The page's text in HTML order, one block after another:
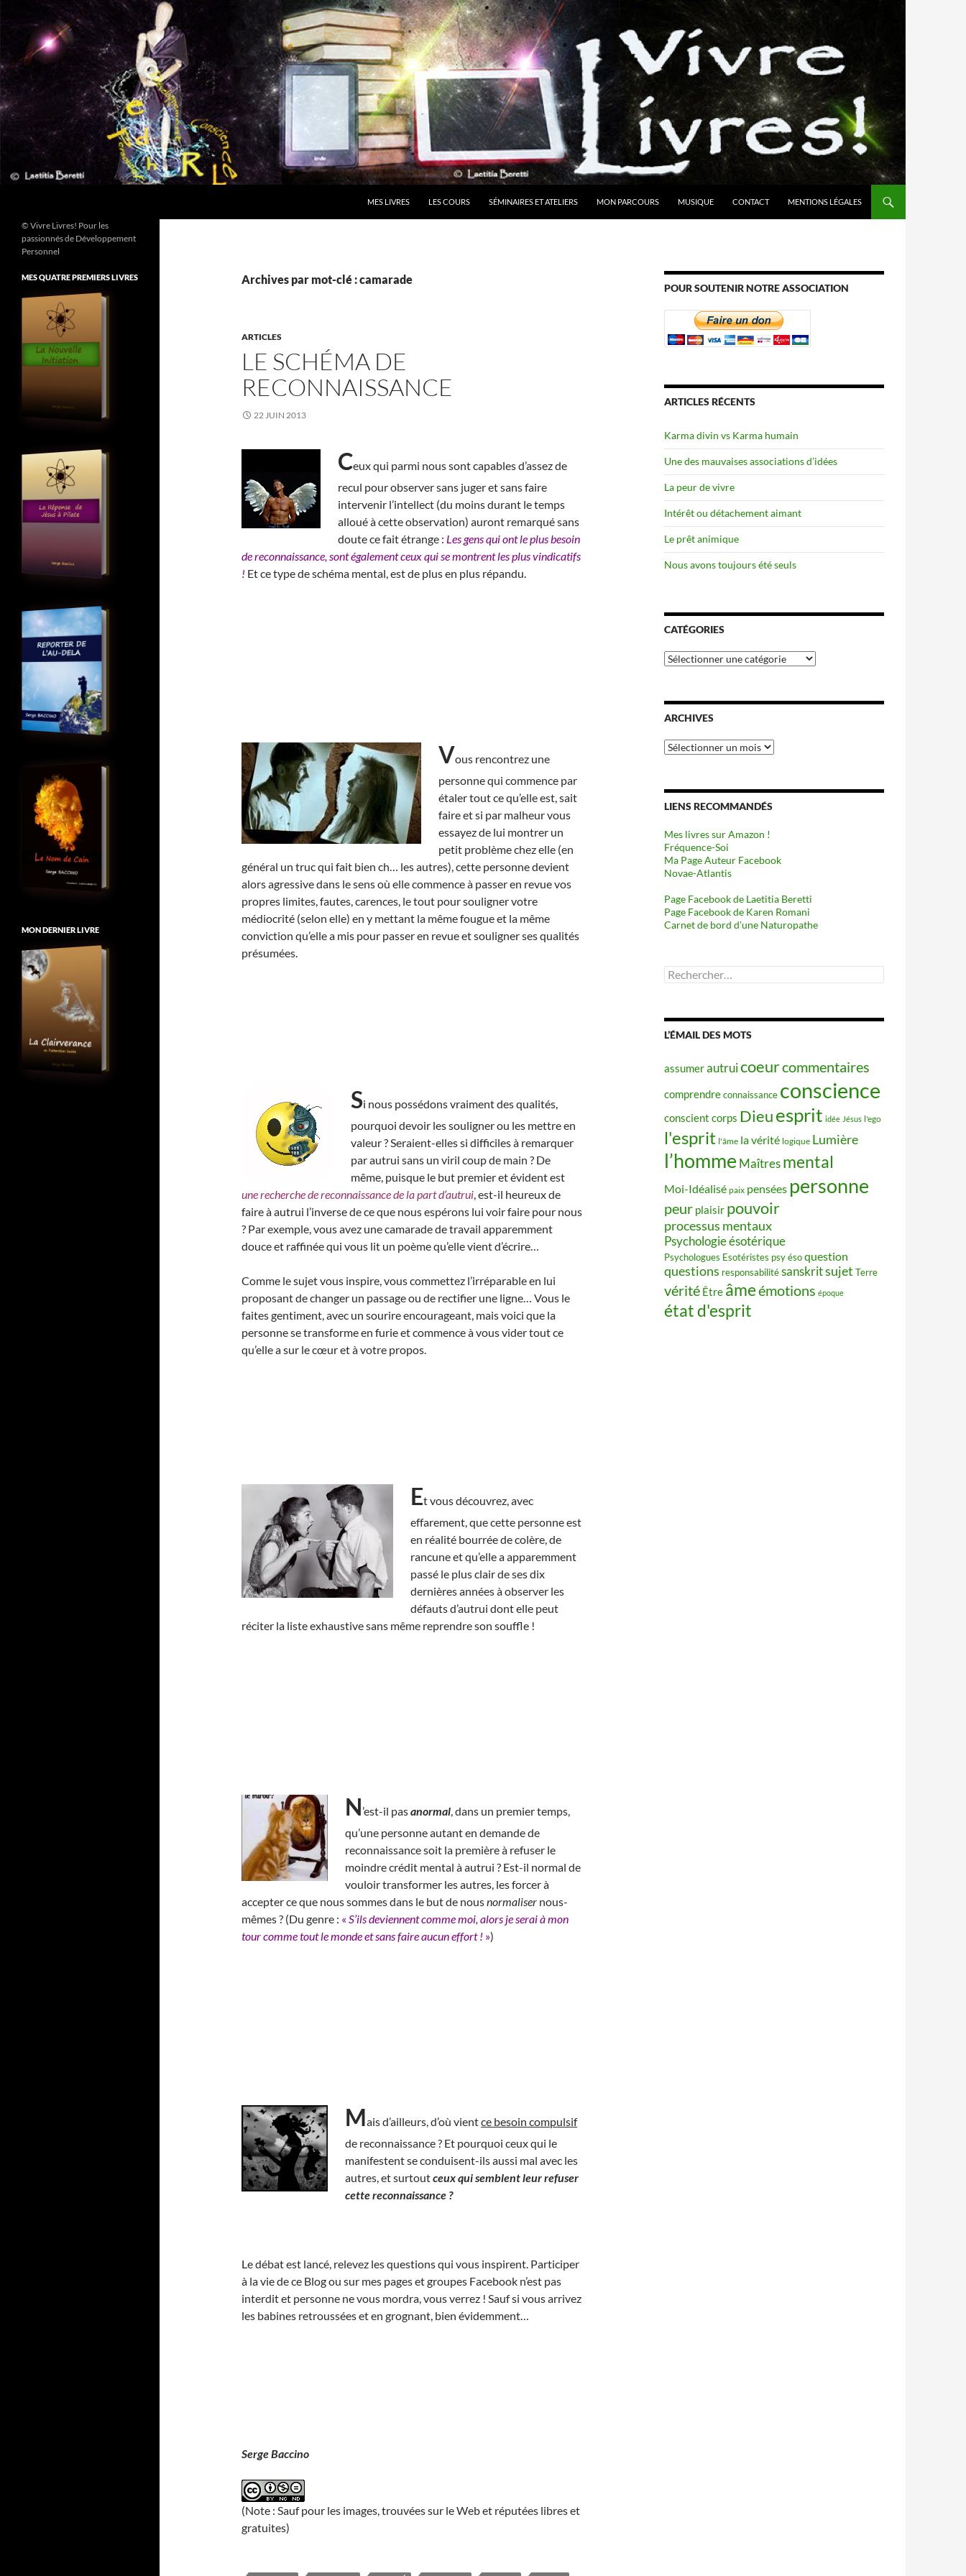
contenu
MES LIVRES LES COURS SÉMINAIRES ET ATELIERS MON PARCOURS MUSIQUE CONTACT MENTIONS LÉGALES
Archives par mot-clé : camarade
ARTICLES
LE SCHÉMA DE
RECONNAISSANCE
22 JUIN 2013
Ceux qui parmi nous sont capables d’assez de
recul pour observer sans juger et sans faire
intervenir l’intellect (du moins durant le temps
alloué à cette observation) auront remarqué sans
doute ce fait étrange : Les gens qui ont le plus besoin
de reconnaissance, sont également ceux qui se montrent les plus vindicatifs
! Et ce type de schéma mental, est de plus en plus répandu.
Vous rencontrez une
personne qui commence par
étaler tout ce qu’elle est, sait
faire et si par malheur vous
essayez de lui montrer un
petit problème chez elle (en
général un truc qui fait bien ch… les autres), cette personne devient
alors agressive dans le sens où elle commence à passer en revue vos
propres limites, fautes, carences, le tout pour souligner votre
médiocrité (selon elle) en y mettant la même fougue et la même
conviction qu’elle a mis pour passer en revue et souligner ses qualités
présumées.
Si nous possédons vraiment des qualités,
pourquoi devoir les souligner ou les mettre en
valeur ? Seraient-elles si difficiles à remarquer
par autrui sans un viril coup de main ? De
même, puisque le but premier et évident est
une recherche de reconnaissance de la part d’autrui, est-il heureux de
faire à autrui l’inverse de ce que nous espérons lui voir faire pour nous
? Par exemple, vous avez une camarade de travail apparemment
douce et raffinée qui vous lit un poème qu’elle vient d’écrire…
Comme le sujet vous inspire, vous commettez l’irréparable en lui
proposant de changer un passage ou de rectifier une ligne… Vous le
faites gentiment, avec un sourire encourageant, mais voici que la
personne se transforme en furie et commence à vous vider tout ce
qu’elle a sur le cœur et à votre propos.
Et vous découvrez, avec
effarement, que cette personne est
en réalité bourrée de colère, de
rancune et qu’elle a apparemment
passé le plus clair de ses dix
dernières années à observer les
défauts d’autrui dont elle peut
réciter la liste exhaustive sans même reprendre son souffle !
N’est-il pasanormal, dans un premier temps,
qu’une personne autant en demande de
reconnaissance soit la première à refuser le
moindre crédit mental à autrui ? Est-il normal de
vouloir transformer les autres, les forcer à
accepter ce que nous sommes dans le but de nousnormaliser nous-
mêmes ? (Du genre : « S’ils deviennent comme moi, alors je serai à mon
tour comme tout le monde et sans faire aucun effort ! »)
Mais d’ailleurs, d’où vientce besoin compulsif
de reconnaissance ? Et pourquoi ceux qui le
manifestent se conduisent-ils aussi mal avec les
autres, et surtoutceux qui semblent leur refuser
cette reconnaissance ?
Le débat est lancé, relevez les questions qui vous inspirent. Participer
à la vie de ce Blog ou sur mes pages et groupes Facebook n’est pas
interdit et personne ne vous mordra, vous verrez ! Sauf si vous arrivez
les babines retroussées et en grognant, bien évidemment…
Serge Baccino
(Note : Sauf pour les images, trouvées sur le Web et réputées libres et
gratuites)
POUR SOUTENIR NOTRE ASSOCIATION
ARTICLES RÉCENTS
Karma divin vs Karma humain
Une des mauvaises associations d’idées
La peur de vivre
Intérêt ou détachement aimant
Le prêt animique
Nous avons toujours été seuls
CATÉGORIES
Catégories
ARCHIVES
Archives
LIENS RECOMMANDÉS
Mes livres sur Amazon !
Fréquence-Soi
Ma Page Auteur Facebook
Novae-Atlantis
Page Facebook de Laetitia Beretti
Page Facebook de Karen Romani
Carnet de bord d’une Naturopathe
Rechercher :
L’ÉMAIL DES MOTS
assumerautruicoeurcommentaires
comprendreconnaissance conscience
conscient corps Dieuesprit idée Jésus l'ego
l'esprit l'âme la vérité logique Lumière
l’homme Maîtres mental
Moi-Idéalisé paix pensées personne
peur plaisir pouvoir
processus mentaux
Psychologie ésotérique
Psychologues Esotéristes psy ésoquestion
questions responsabilitésanskritsujet Terre
vérité Être âmeémotions époque
état d'esprit
© Vivre Livres! Pour les
passionnés de Développement
Personnel
MES QUATRE PREMIERS LIVRES
MON DERNIER LIVRE